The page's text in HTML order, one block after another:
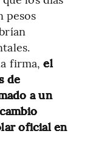
pesos
firma,el
de
a un
oficial en